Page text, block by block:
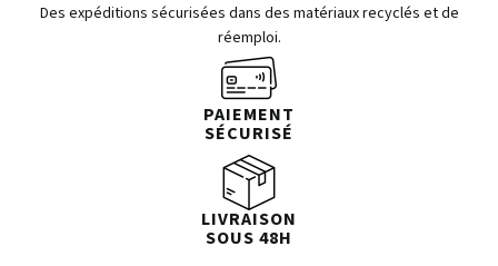
Des expéditions sécurisées dans des matériaux recyclés et de
réemploi.
PAIEMENT
SÉCURISÉ
LIVRAISON
SOUS 48H